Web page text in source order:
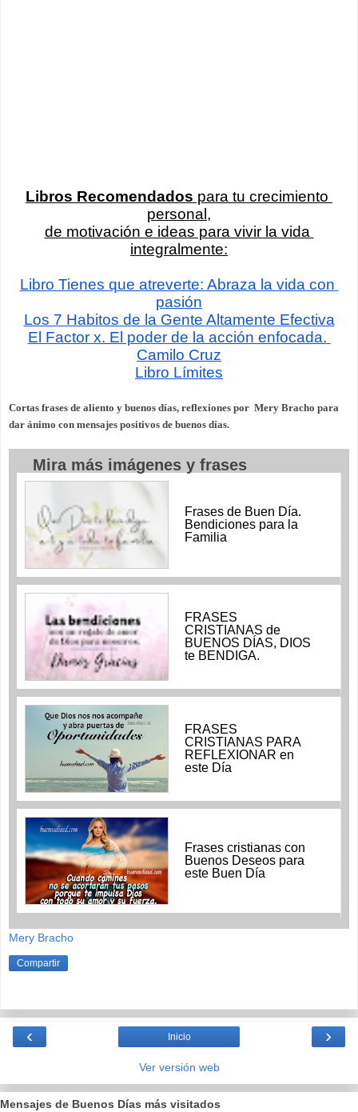
Libros Recomendados para tu crecimiento
personal,
de motivación e ideas para vivir la vida
integralmente:
Libro Tienes que atreverte: Abraza la vida con
pasión
Los 7 Habitos de la Gente Altamente Efectiva
El Factor x. El poder de la acción enfocada.
Camilo Cruz
Libro Límites
Cortas frases de aliento y buenos días, reflexiones por  Mery Bracho para
dar ánimo con mensajes positivos de buenos días.
Mira más imágenes y frases
Frases de Buen Día.
Bendiciones para la
Familia
FRASES
CRISTIANAS de
BUENOS DÍAS, DIOS
te BENDIGA.
FRASES
CRISTIANAS PARA
REFLEXIONAR en
este Día
Frases cristianas con
Buenos Deseos para
este Buen Día
Mery Bracho
Compartir
‹ ›
Inicio
Ver versión web
Mensajes de Buenos Días más visitados